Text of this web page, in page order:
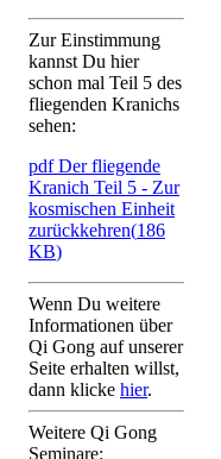
Zur Einstimmung
kannst Du hier
schon mal Teil 5 des
fliegenden Kranichs
sehen:
pdfDer fliegende
Kranich Teil 5 - Zur
kosmischen Einheit
zurückkehren(186
KB)
Wenn Du weitere
Informationen über
Qi Gong auf unserer
Seite erhalten willst,
dann klicke hier.
Weitere Qi Gong
Seminare: